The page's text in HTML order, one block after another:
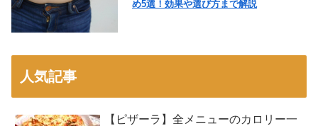
め5選！効果や選び方まで解説
人気記事
【ピザーラ】全メニューのカロリー一